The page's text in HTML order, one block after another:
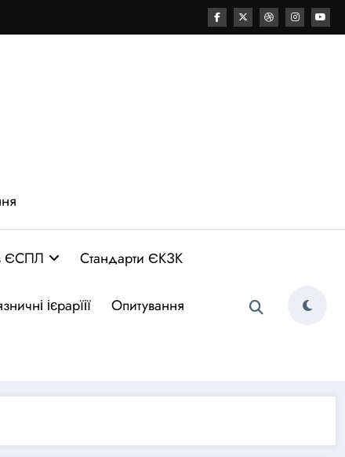
ЄСПЛ Стандарти ЄКЗК
ієрарїії Опитування